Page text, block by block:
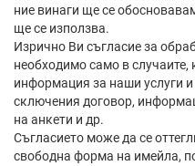
ние винаги ще се
ще се използва.
Изрично Ви съгласие за
необходимо само в случаите,
информация за наши услуги
сключения договор,
на анкети и др.
Съгласието може да се
свободна форма на имейла,